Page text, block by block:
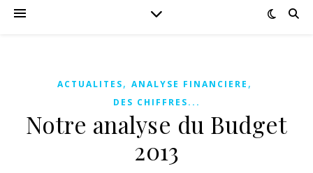
ACTUALITES, ANALYSE FINANCIERE ,
DES CHIFFRES...
Notre analyse du Budget
2013